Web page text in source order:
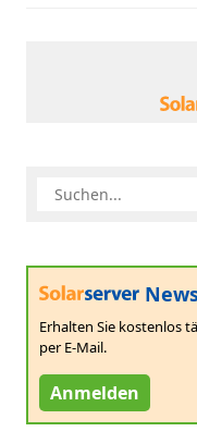
Erhalten Sie kostenlos
per E-Mail.
Anmelden